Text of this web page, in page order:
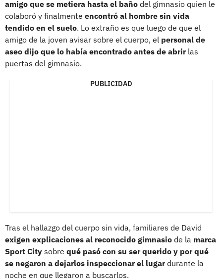
amigo que se metiera hasta el baño del gimnasio quien le
colaboró y finalmente encontró al hombre sin vida
tendido en el suelo. Lo extraño es que luego de que el
amigo de la joven avisar sobre el cuerpo, el personal de
aseo dijo que lo había encontrado antes de abrirlas
puertas del gimnasio.
PUBLICIDAD
Tras el hallazgo del cuerpo sin vida, familiares de David
exigen explicaciones al reconocido gimnasio de la marca
Sport City sobre qué pasó con su ser querido y por qué
se negaron a dejarlos inspeccionar el lugardurante la
noche en que llegaron a buscarlos.